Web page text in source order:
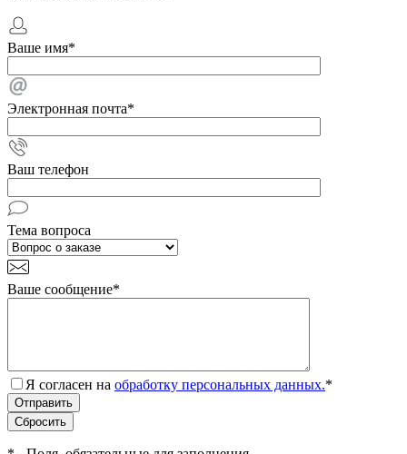
Ваше имя*
Электронная почта*
Ваш телефон
Тема вопроса
Ваше сообщение*
Я согласен на обработку персональных данных.*